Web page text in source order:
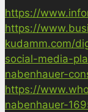
https://
https://
kudamm.com/
social-media-
nabenhauer-
https://
nabenhauer-